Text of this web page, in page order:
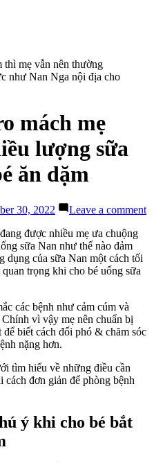
mách mẹ
lượng sữa
ăn dặm
30, 2022 Leave a comment
đang được nhiều mẹ ưa chuộng
sữa Nan như thế nào đảm
dụng của sữa Nan một cách tối
trọng khi cho bé uống sữa
các bệnh như cảm cúm và
vì vậy mẹ nên chuẩn bị
biết cách đối phó & chăm sóc
nặng hơn.
tìm hiểu về những điều cần
đơn giản để phòng bệnh
ý khi cho bé bắt